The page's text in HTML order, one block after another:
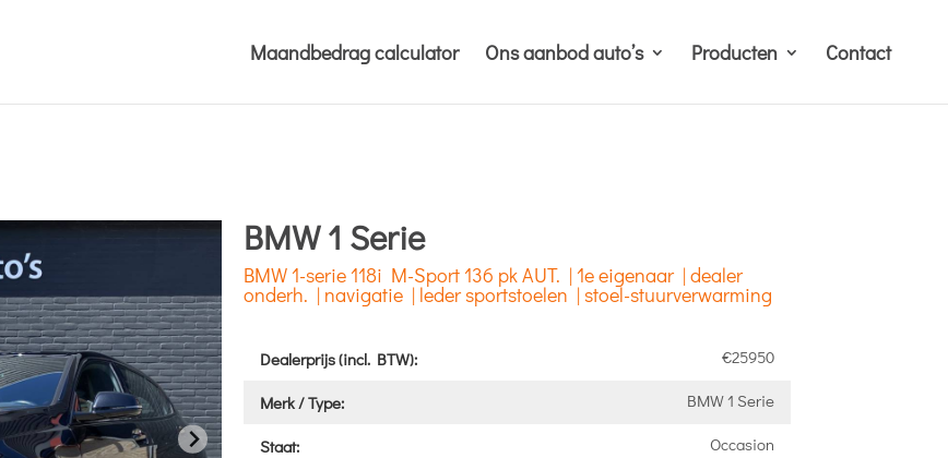
Maandbedrag calculator Ons aanbod auto’s Producten Contact
BMW 1 Serie
BMW 1-serie 118i M-Sport 136 pk AUT. | 1e eigenaar | dealer
onderh. | navigatie | leder sportstoelen | stoel-stuurverwarming
Dealerprijs (incl. BTW): €25950
Merk / Type: BMW 1 Serie
Staat: Occasion